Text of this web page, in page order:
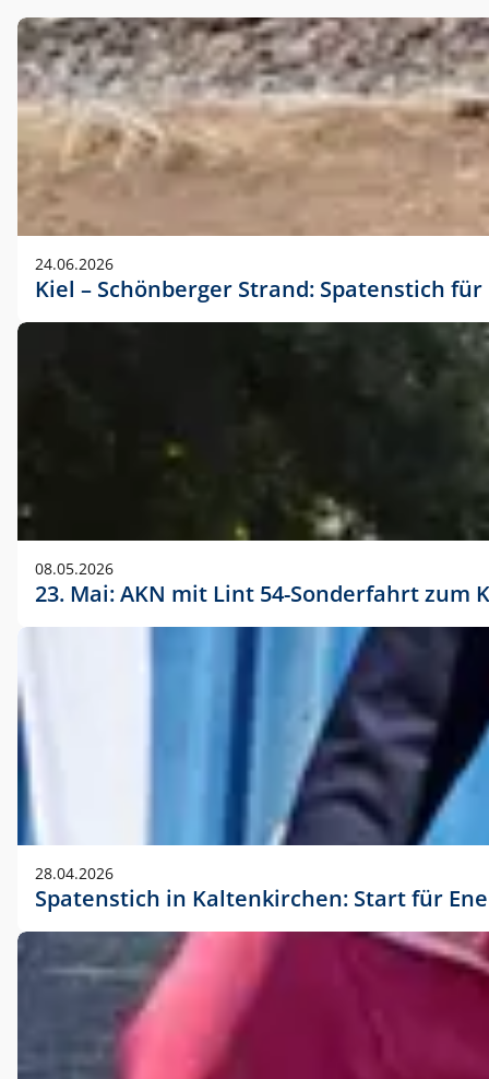
24.06.2026
Kiel – Schönberger Strand: Spatenstich
08.05.2026
23. Mai: AKN mit Lint 54-Sonderfahrt
28.04.2026
Spatenstich in Kaltenkirchen: Start für